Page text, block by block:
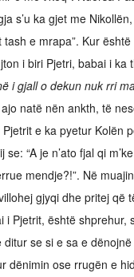
s’u ka gjet me
e mrapa”. Kur
i biri Pjetri, babai i ka
i gjall o dekun nuk rri
natë nën ankth, të
e ka pyetur Kolën
“A je n’ato fjal qi
mendje?!”. Në
gjyqi dhe pritej që
i Pjetrit, është shprehur,
ditur se si e sa e
dënimin ose rrugën e